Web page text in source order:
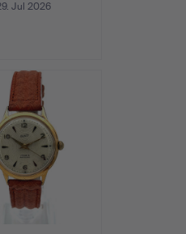
Jul 2026